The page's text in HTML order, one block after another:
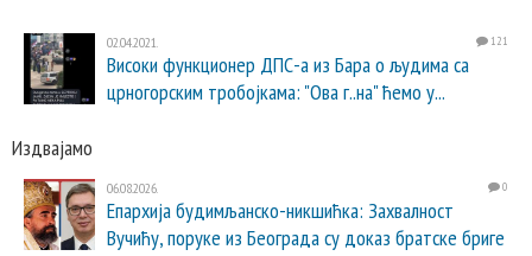
02.04.2021. 121
Високи функционер ДПС-а из Бара о људима са
црногорским тробојкама: "Ова г..на" ћемо у...
Издвајамо
06.08.2026. 0
Епархија будимљанско-никшићка: Захвалност
Вучићу, поруке из Београда су доказ братске бриге